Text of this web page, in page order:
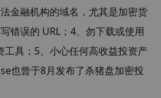
金融机构的域名，尤其是加密货
错误的 URL；4、勿下载或使用
具；5、小心任何高收益投资产
也曾于8月发布了杀猪盘加密投